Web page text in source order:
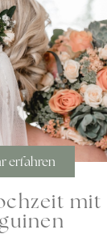
erfahren
mit